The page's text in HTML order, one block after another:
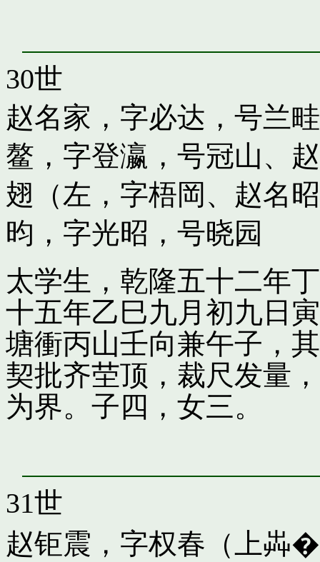
30世
赵名家，字必达，号兰畦
鳌，字登瀛，号冠山、
翅（左，字梧岡 、 赵名
昀，字光昭，号晓园
太学生，乾隆五十二年
十五年乙巳九月初九日
塘衝丙山壬向兼午子，
契批齐茔顶，裁尺发量
为界。子四，女三。
31世
赵钜震，字权春（上芔